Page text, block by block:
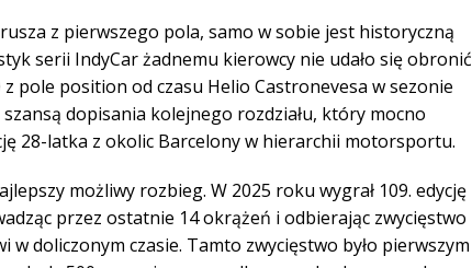
z pierwszego pola, samo w sobie jest historyczną
serii IndyCar żadnemu kierowcy nie udało się obronić
z pole position od czasu Helio Castronevesa w sezonie
dopisania kolejnego rozdziału, który mocno
28-latka z okolic Barcelony w hierarchii motorsportu.
możliwy rozbieg. W 2025 roku wygrał 109. edycję
przez ostatnie 14 okrążeń i odbierając zwycięstwo
w doliczonym czasie. Tamto zwycięstwo było pierwszym